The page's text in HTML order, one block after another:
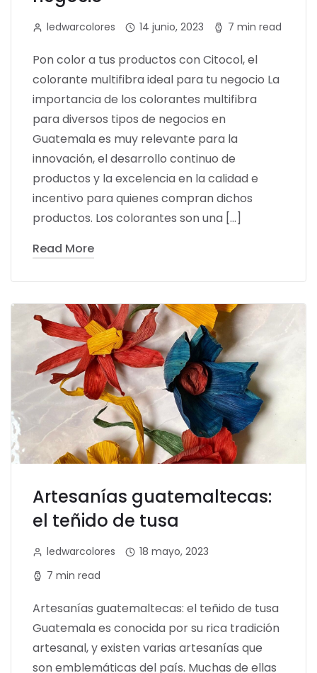
ledwarcolores 14 junio, 2023 7 min read
Pon color a tus productos con Citocol, el
colorante multifibra ideal para tu negocio La
importancia de los colorantes multifibra
para diversos tipos de negocios en
Guatemala es muy relevante para la
innovación, el desarrollo continuo de
productos y la excelencia en la calidad e
incentivo para quienes compran dichos
productos. Los colorantes son una […]
Read More
Artesanías guatemaltecas:
el teñido de tusa
ledwarcolores
18 mayo, 2023
7 min read
Artesanías guatemaltecas: el teñido de tusa
Guatemala es conocida por su rica tradición
artesanal, y existen varias artesanías que
son emblemáticas del país. Muchas de ellas